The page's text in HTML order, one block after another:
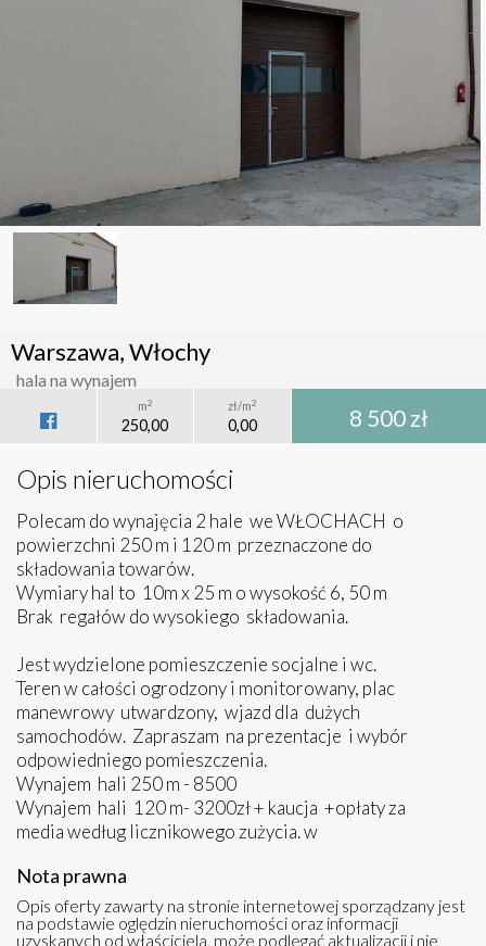
Warszawa, Włochy
hala na wynajem
m2
250,00
zł/m2
0,00 8 500 zł
Opis nieruchomości
Polecam do wynajęcia 2 hale we WŁOCHACH o
powierzchni 250 m i 120 m przeznaczone do
składowania towarów.
Wymiary hal to 10m x 25 m o wysokość 6, 50 m
Brak regałów do wysokiego składowania.
Jest wydzielone pomieszczenie socjalne i wc.
Teren w całości ogrodzony i monitorowany, plac
manewrowy utwardzony, wjazd dla dużych
samochodów. Zapraszam na prezentacje i wybór
odpowiedniego pomieszczenia.
Wynajem hali 250 m - 8500
Wynajem hali 120 m- 3200zł + kaucja +opłaty za
media według licznikowego zużycia. w
Nota prawna
Opis oferty zawarty na stronie internetowej sporządzany jest
na podstawie oględzin nieruchomości oraz informacji
uzyskanych od właściciela, może podlegać aktualizacji i nie